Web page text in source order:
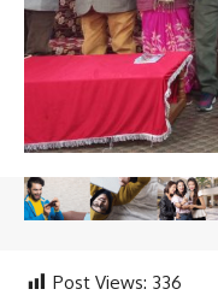
Post Views: 336